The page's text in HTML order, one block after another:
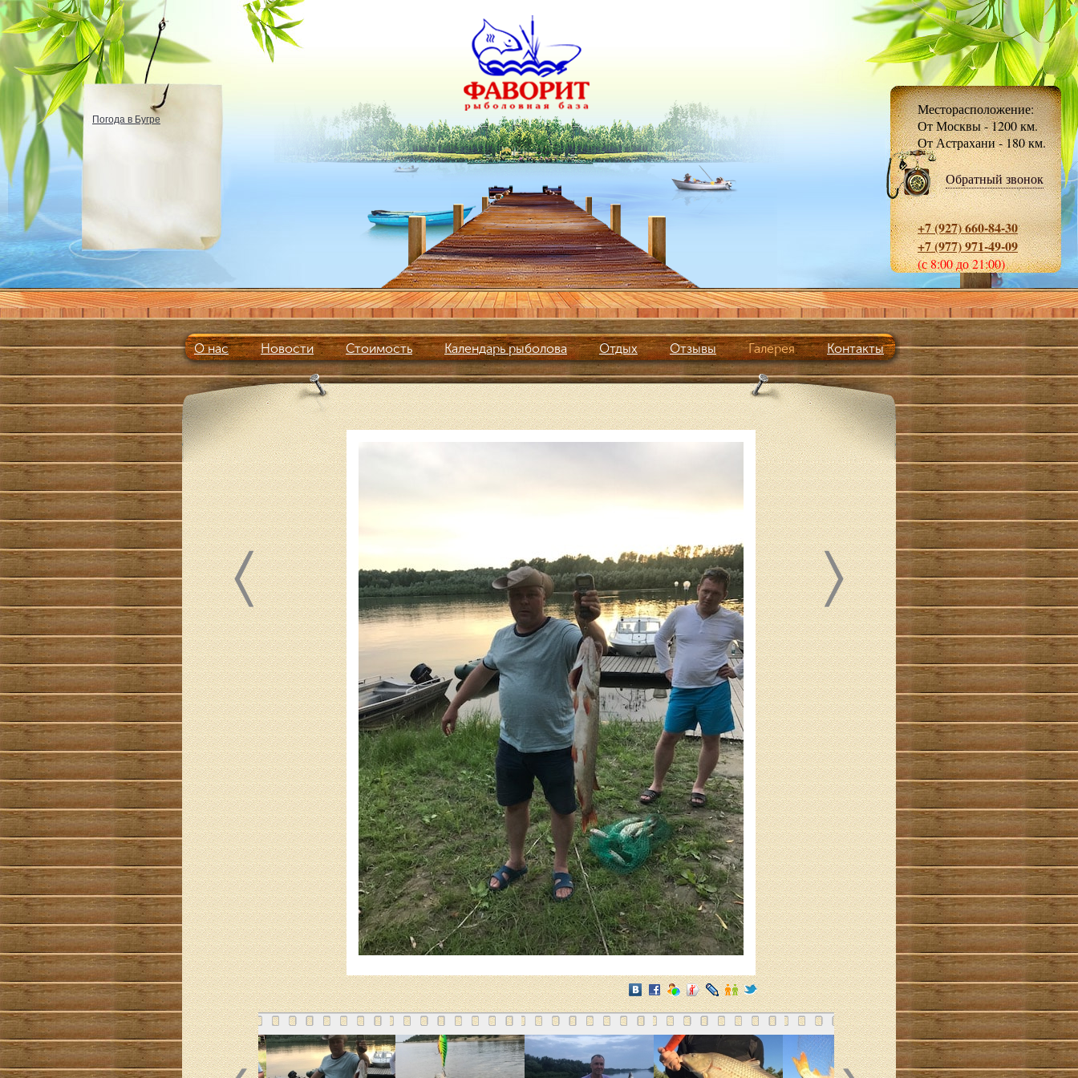
Месторасположение:
От Москвы - 1200 км.
От Астрахани - 180 км.
Обратный звонок
+7 (927) 660-84-30
+7 (977) 971-49-09
(с 8:00 до 21:00)
Погода в Бугре
О нас Новости Стоимость Календарь рыболова Отдых Отзывы Галерея Контакты